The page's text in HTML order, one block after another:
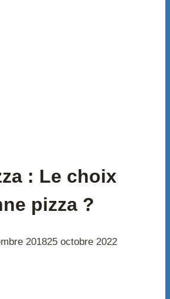
: Le choix
pizza ?
201825 octobre 2022